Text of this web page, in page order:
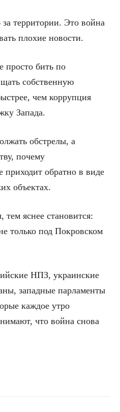
территории. Это война
плохие новости.
просто бить по
собственную
чем коррупция
Запада.
обстрелы, а
почему
приходит обратно в виде
объектах.
яснее становится:
только под Покровском
НПЗ, украинские
западные парламенты
каждое утро
что война снова